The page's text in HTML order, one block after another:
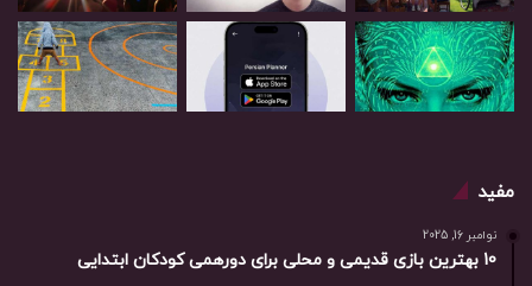
مفید
نوامبر 16, 2025
10 بهترین بازی‌ قدیمی و محلی برای دورهمی کودکان ابتدایی